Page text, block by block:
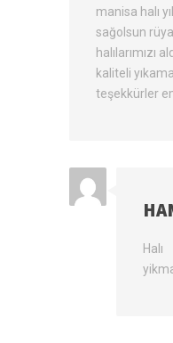
manisa halı
sağolsun
halılarımızı
kaliteli
teşekkürler
Halı